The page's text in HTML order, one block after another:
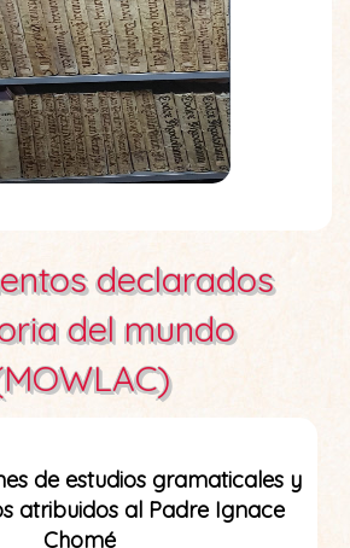
declarados
del mundo
de estudios gramaticales y
atribuidos al Padre Ignace
Chomé